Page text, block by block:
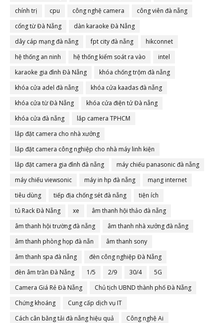
chính trị
cpu công nghệ camera
công viên đà nẵng
cổng từ Đà Nẵng
dàn karaoke Đà Nẵng
dây cáp mạng đà nẵng
fpt city đà nẵng
hikconnet
hệ thống an ninh
hệ thống kiểm soát ra vào
intel
karaoke gia đình Đà Nẵng
khóa chống trộm đà nẵng
khóa cửa adel đà nẵng
khóa cửa kaadas đà nẵng
khóa cửa từ Đà Nẵng
khóa cửa điện tử Đà nẵng
khóa cửa đà nẵng
lắp camera TPHCM
lắp đặt camera cho nhà xưởng
lắp đặt camera công nghiệp cho nhà máy linh kiện
lắp đặt camera gia đình đà nẵng
máy chiếu panasonic đà nẵng
máy chiếu viewsonic
máy in hp đà nẵng
mạng internet
tiêu dùng
tiếp địa chống sét đà nẵng
tiện ích
tủ Rack Đà Nẵng
xe
âm thanh hội thảo đà nẵng
âm thanh hội trường đà nẵng
âm thanh nhà xưởng đà nẵng
âm thanh phòng họp đà nẵn
âm thanh sony
âm thanh spa đà nẵng
đèn công nghiệp Đà Nẵng
đèn âm trần Đà Nẵng
1/5 2/9 30/4
5G
Camera Giá Rẻ Đà Nẵng
Chủ tịch UBND thành phố Đà Nẵng
Chứng khoáng
Cung cấp dịch vụ IT
Cách cân bằng tải đà nẵng hiệu quả
Công nghệ Ai